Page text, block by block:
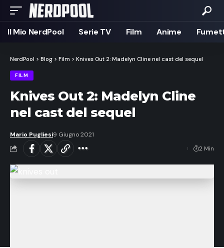
Il Mio NerdPool Serie TV Film Anime
NerdPool > Blog > Film > Knives Out 2: Madelyn Cline nel cast del sequel
FILM
Knives Out 2: Madelyn Cline
nel cast del sequel
Mario Pugliesi9 Giugno 2021
2 Min